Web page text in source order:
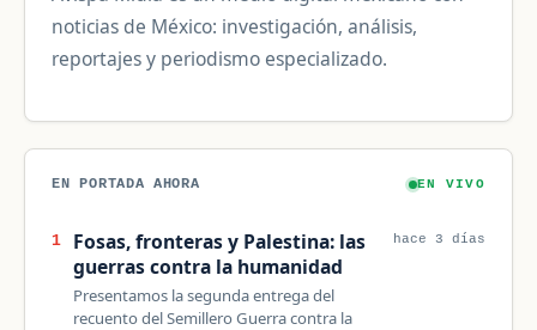
noticias de México: investigación, análisis,
reportajes y periodismo especializado.
EN PORTADA AHORA EN VIVO
1
Fosas, fronteras y Palestina: las
guerras contra la humanidad
Presentamos la segunda entrega del
recuento del Semillero Guerra contra la
hace 3 días